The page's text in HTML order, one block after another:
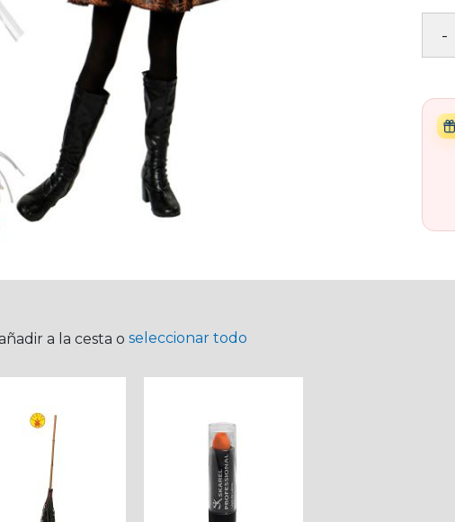
a la cesta o seleccionar todo